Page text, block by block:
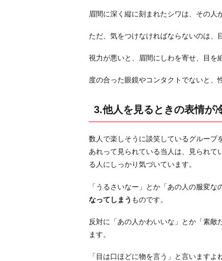
5.
る
目
人
を
見
お
わ
眉間に深く縦に刻まれたシワは、その人
ただ、気をつけなければならないのは、
視力が悪いと、眉間にしわを寄せ、目を
度の合った眼鏡やコンタクトでないと、
3.他人を見るときの表情が
数人で楽しそうに談笑しているグループ
あれって見られている当人は、見られて
る人にしっかり気づいています。
「うるさいなー」とか「あの人の服変
なってしまう ものです。
反対に「あの人かわいいな」とか「素敵
ます。
「目は口ほどに物を言う」と言いますよ